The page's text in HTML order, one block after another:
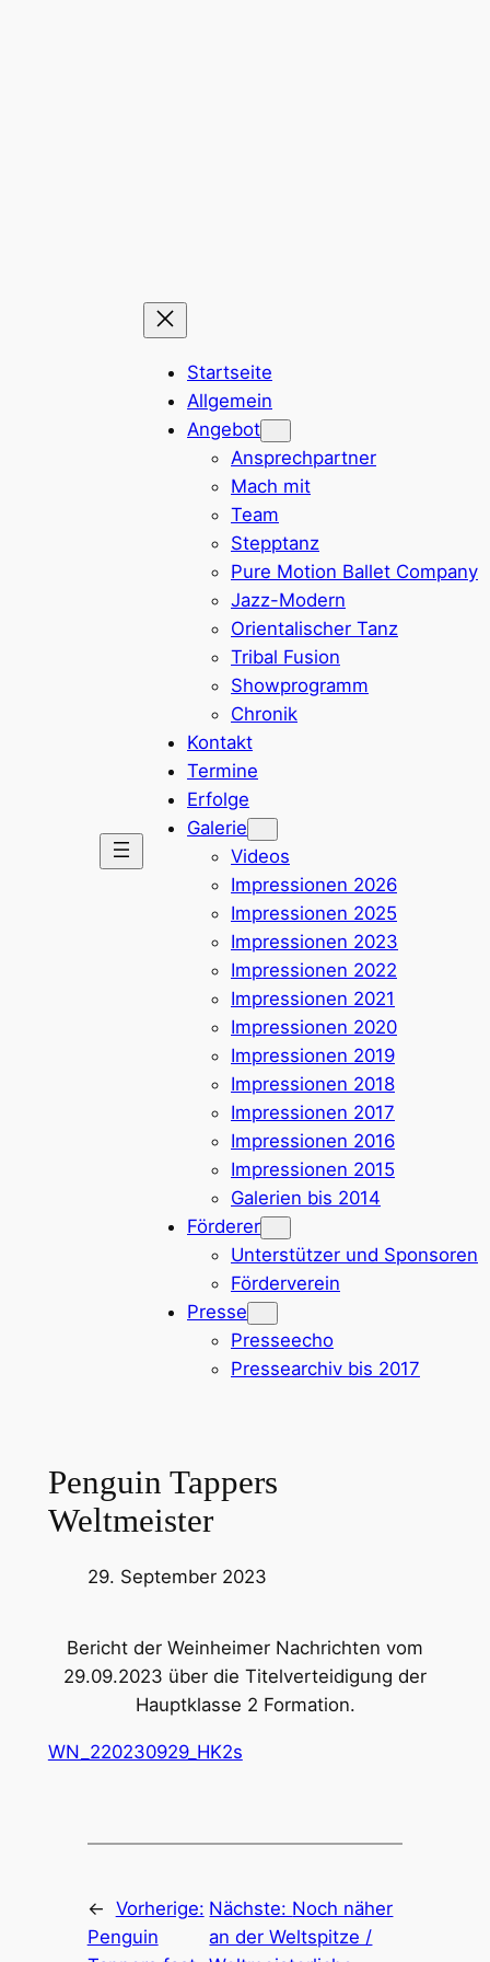
Startseite
Allgemein
Angebot
Ansprechpartner
Mach mit
Team
Stepptanz
Pure Motion Ballet Company
Jazz-Modern
Orientalischer Tanz
Tribal Fusion
Showprogramm
Chronik
Kontakt
Termine
Erfolge
Galerie
Videos
Impressionen 2026
Impressionen 2025
Impressionen 2023
Impressionen 2022
Impressionen 2021
Impressionen 2020
Impressionen 2019
Impressionen 2018
Impressionen 2017
Impressionen 2016
Impressionen 2015
Galerien bis 2014
Förderer
Unterstützer und Sponsoren
Förderverein
Presse
Presseecho
Pressearchiv bis 2017
Penguin Tappers
Weltmeister
29. September 2023
Bericht der Weinheimer Nachrichten vom
29.09.2023 über die Titelverteidigung der
Hauptklasse 2 Formation.
WN_220230929_HK2s
← Vorherige:
Penguin
Nächste: Noch näher
an der Weltspitze /